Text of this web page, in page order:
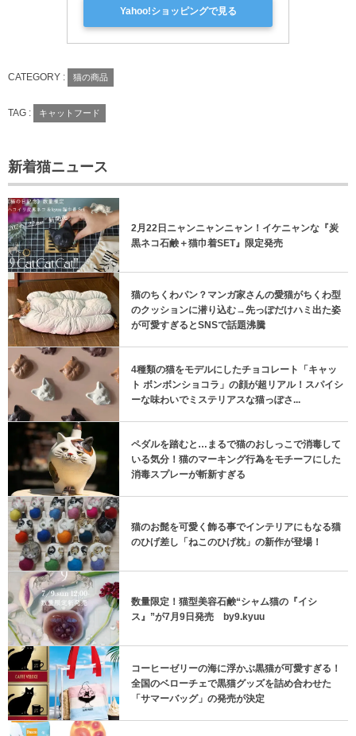
Yahoo!ショッピングで見る
CATEGORY : 猫の商品
TAG : キャットフード
新着猫ニュース
2月22日ニャンニャンニャン！イケニャンな『炭
黒ネコ石鹸＋猫巾着SET』限定発売
猫のちくわパン？マンガ家さんの愛猫がちくわ型
のクッションに潜り込む→先っぽだけハミ出た姿
が可愛すぎるとSNSで話題沸騰
4種類の猫をモデルにしたチョコレート「キャッ
ト ボンボンショコラ」の顔が超リアル！スパイシ
ーな味わいでミステリアスな猫っぽさ...
ペダルを踏むと…まるで猫のおしっこで消毒して
いる気分！猫のマーキング行為をモチーフにした
消毒スプレーが斬新すぎる
猫のお髭を可愛く飾る事でインテリアにもなる猫
のひげ差し「ねこのひげ枕」の新作が登場！
数量限定！猫型美容石鹸“シャム猫の『イシ
ス』”が7月9日発売 by9.kyuu
コーヒーゼリーの海に浮かぶ黒猫が可愛すぎる！
全国のベローチェで黒猫グッズを詰め合わせた
「サマーバッグ」の発売が決定